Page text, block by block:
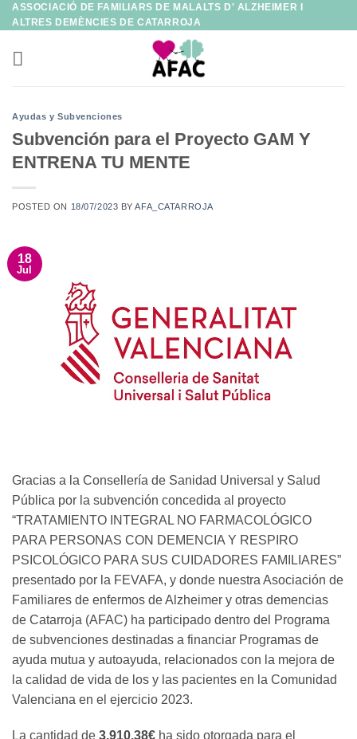
Saltar
al
contenido
ASSOCIACIÓ DE FAMILIARS DE MALALTS D' ALZHEIMER I
ALTRES DEMÈNCIES DE CATARROJA
Ayudas y Subvenciones
Subvención para el Proyecto GAM Y
ENTRENA TU MENTE
POSTED ON 18/07/2023 BYAFA_CATARROJA
18
Jul
Gracias a la Consellería de Sanidad Universal y Salud
Pública por la subvención concedida al proyecto
“TRATAMIENTO INTEGRAL NO FARMACOLÓGICO
PARA PERSONAS CON DEMENCIA Y RESPIRO
PSICOLÓGICO PARA SUS CUIDADORES FAMILIARES”
presentado por la FEVAFA, y donde nuestra Asociación de
Familiares de enfermos de Alzheimer y otras demencias
de Catarroja (AFAC) ha participado dentro del Programa
de subvenciones destinadas a financiar Programas de
ayuda mutua y autoayuda, relacionados con la mejora de
la calidad de vida de los y las pacientes en la Comunidad
Valenciana en el ejercicio 2023.
La cantidad de 3.910,38€ ha sido otorgada para el